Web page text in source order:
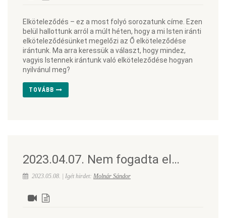
Elköteleződés – ez a most folyó sorozatunk címe. Ezen
belül hallottunk arról a múlt héten, hogy a mi Isten iránti
elköteleződésünket megelőzi az Ő elköteleződése
irántunk. Ma arra keressük a választ, hogy mindez,
vagyis Istennek irántunk való elköteleződése hogyan
nyilvánul meg?
TOVÁBB
2023.04.07. Nem fogadta el…
2023.05.08. | Igét hirdet: Molnár Sándor